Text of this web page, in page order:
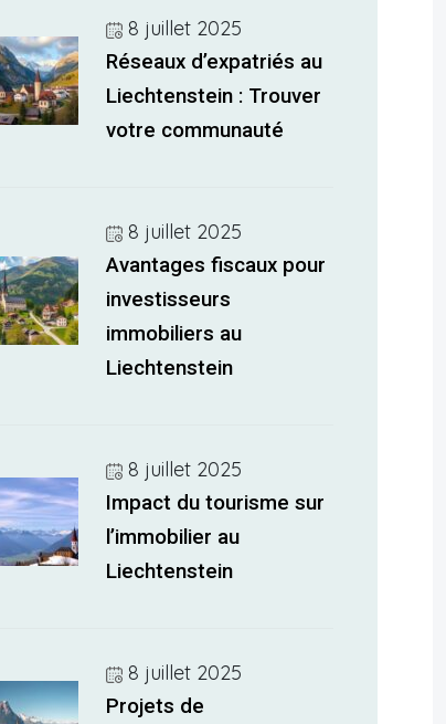
8 juillet 2025
Réseaux d’expatriés au
Liechtenstein : Trouver
votre communauté
8 juillet 2025
Avantages fiscaux pour
investisseurs
immobiliers au
Liechtenstein
8 juillet 2025
Impact du tourisme sur
l’immobilier au
Liechtenstein
8 juillet 2025
Projets de